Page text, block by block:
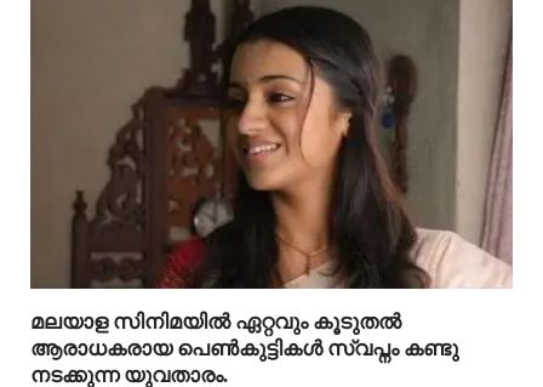
മലയാള സിനിമയിൽ ഏറ്റവും കൂടുതൽ
ആരാധകരായ പെൺകുട്ടികൾ സ്വപ്നം കണ്ടു
നടക്കുന്ന യുവതാരം.